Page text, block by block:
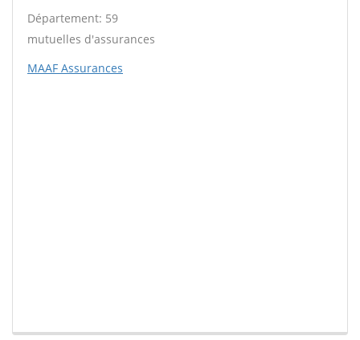
Département: 59
mutuelles d'assurances
MAAF Assurances